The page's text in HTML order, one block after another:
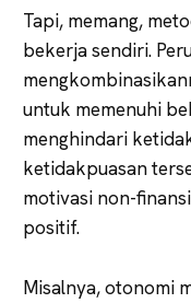
Tapi, memang,
bekerja sendiri.
untuk memenuhi
menghindari
ketidakpuasan
motivasi non-
positif.
Misalnya, otonomi